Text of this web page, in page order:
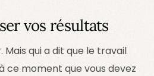
vos résultats
Mais qui a dit que le travail
ce moment que vous devez